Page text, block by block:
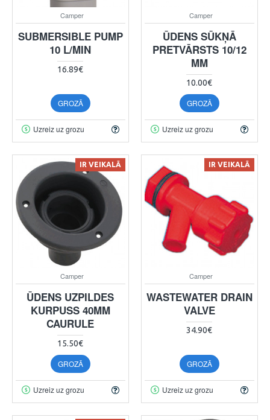
Camper
SUBMERSIBLE PUMP
10 L/MIN
16.89€
GROZĀ
Uzreiz uz grozu
Camper
ŪDENS SŪKŅĀ
PRETVĀRSTS 10/12
MM
10.00€
GROZĀ
Uzreiz uz grozu
IR VEIKALĀ
Camper
ŪDENS UZPILDES
KURPUSS 40MM
CAURULE
15.50€
GROZĀ
Uzreiz uz grozu
IR VEIKALĀ
Camper
WASTEWATER DRAIN
VALVE
34.90€
GROZĀ
Uzreiz uz grozu